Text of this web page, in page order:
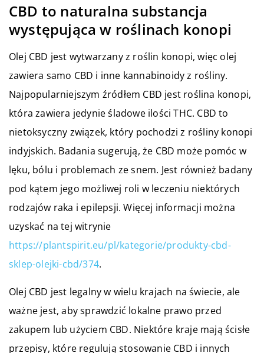
CBD to naturalna substancja
występująca w roślinach konopi
Olej CBD jest wytwarzany z roślin konopi, więc olej
zawiera samo CBD i inne kannabinoidy z rośliny.
Najpopularniejszym źródłem CBD jest roślina konopi,
która zawiera jedynie śladowe ilości THC. CBD to
nietoksyczny związek, który pochodzi z rośliny konopi
indyjskich. Badania sugerują, że CBD może pomóc w
lęku, bólu i problemach ze snem. Jest również badany
pod kątem jego możliwej roli w leczeniu niektórych
rodzajów raka i epilepsji. Więcej informacji można
uzyskać na tej witrynie
https://plantspirit.eu/pl/kategorie/produkty-cbd-
sklep-olejki-cbd/374.
Olej CBD jest legalny w wielu krajach na świecie, ale
ważne jest, aby sprawdzić lokalne prawo przed
zakupem lub użyciem CBD. Niektóre kraje mają ścisłe
przepisy, które regulują stosowanie CBD i innych